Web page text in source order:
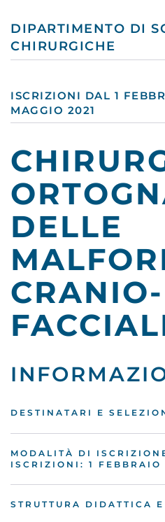
DIPARTIMENTO DI
CHIRURGICHE
ISCRIZIONI DAL 1
MAGGIO 2021
DELLE
CRANIO-
DESTINATARI E
MODALITÀ DI
ISCRIZIONI: 1 FEBBRAIO
STRUTTURA DIDATTICA